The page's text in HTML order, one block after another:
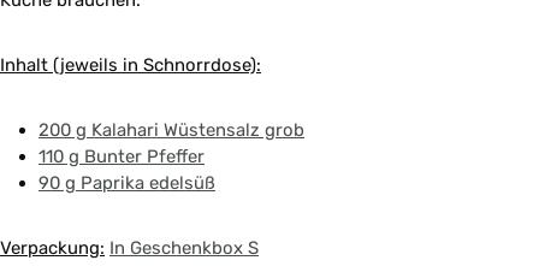
Inhalt (jeweils in Schnorrdose):
200 g Kalahari Wüstensalz grob
110 g Bunter Pfeffer
90 g Paprika edelsüß
Verpackung: In Geschenkbox S